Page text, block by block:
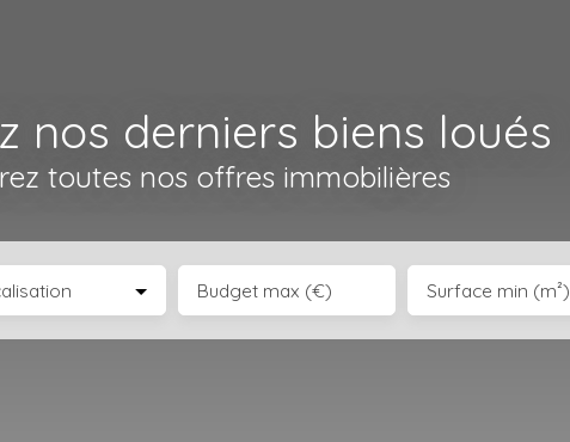
nos derniers biens loués
toutes nos offres immobilières
Budget max (€) Surface min (m²)